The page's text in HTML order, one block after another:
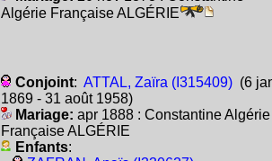
Algérie Française ALGÉRIE
Conjoint: ATTAL, Zaïra (I315409)(6
1869 - 31 août 1958)
Mariage: apr 1888 : Constantine Algérie
Française ALGÉRIE
Enfants: